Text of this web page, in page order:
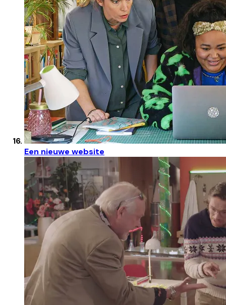
Een nieuwe website